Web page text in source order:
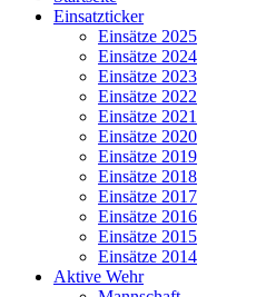
Einsatzticker
Einsätze 2025
Einsätze 2024
Einsätze 2023
Einsätze 2022
Einsätze 2021
Einsätze 2020
Einsätze 2019
Einsätze 2018
Einsätze 2017
Einsätze 2016
Einsätze 2015
Einsätze 2014
Aktive Wehr